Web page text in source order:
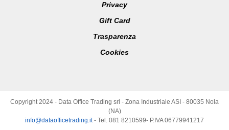
Privacy
Gift Card
Trasparenza
Cookies
Copyright 2024 - Data Office Trading srl - Zona Industriale ASI - 80035 Nola
(NA)
info@dataofficetrading.it- Tel. 081 8210599- P.IVA 06779941217